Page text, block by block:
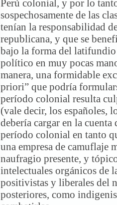
Perú colonial, y por lo
sospechosamente de las
tenían la responsabilidad
republicana, y que se
bajo la forma del
político en muy pocas
manera, una formidable
priori” que podría
período colonial resulta
(vale decir, los españoles,
debería cargar en la
período colonial en tanto
una empresa de camuflaje
naufragio presente, y
intelectuales orgánicos de
positivistas y liberales del
posteriores, como